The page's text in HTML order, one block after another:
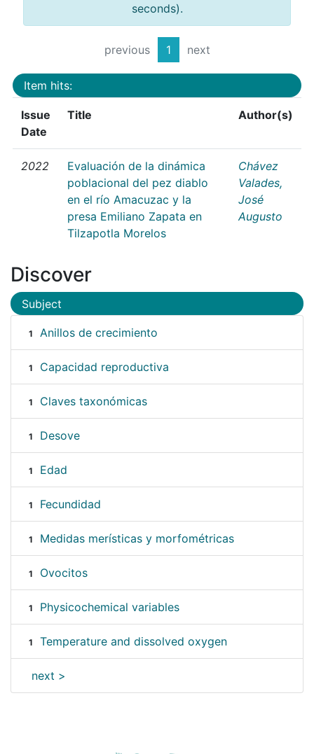
seconds).
previous 1 next
Item hits:
Issue
Date
Title Author(s)
2022
Evaluación de la dinámica
poblacional del pez diablo
en el río Amacuzac y la
presa Emiliano Zapata en
Tilzapotla Morelos
Chávez
Valades,
José
Augusto
Discover
Subject
1 Anillos de crecimiento
1 Capacidad reproductiva
1 Claves taxonómicas
1 Desove
1 Edad
1 Fecundidad
1 Medidas merísticas y morfométricas
1 Ovocitos
1 Physicochemical variables
1 Temperature and dissolved oxygen
next >